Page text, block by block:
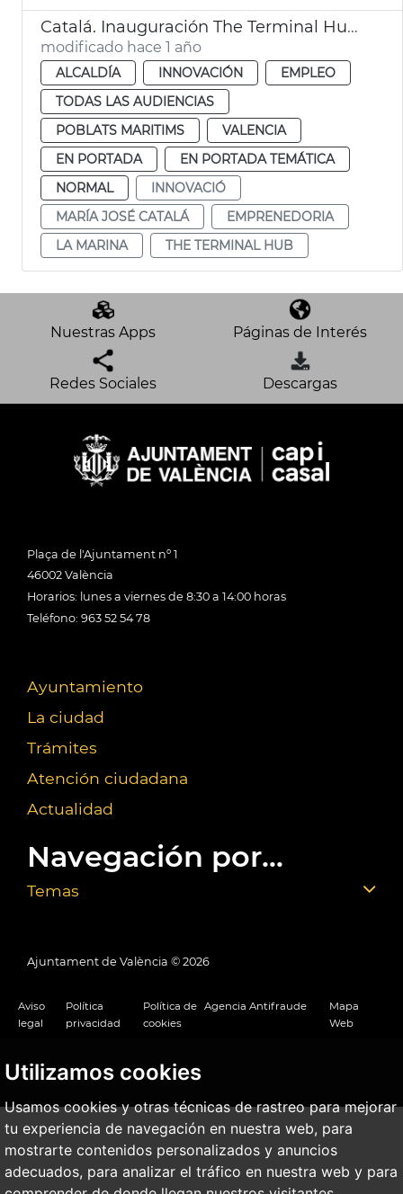
Utilizamos cookies
Usamos cookies y otras técnicas de rastreo para mejorar
tu experiencia de navegación en nuestra web, para
mostrarte contenidos personalizados y anuncios
adecuados, para analizar el tráfico en nuestra web y para
Catalá. Inauguración The Terminal Hub en La Marina de València
modificado hace 1 año
ALCALDÍA INNOVACIÓN
EMPLEO
TODAS LAS AUDIENCIAS
POBLATS MARITIMS
VALENCIA
EN PORTADA
EN PORTADA TEMÁTICA
NORMAL
INNOVACIÓ
MARÍA JOSÉ CATALÁ
EMPRENEDORIA
LA MARINA
THE TERMINAL HUB
Nuestras Apps Páginas de Interés
Redes Sociales Descargas
Plaça de l'Ajuntament nº 1
46002 València
Horarios: lunes a viernes de 8:30 a 14:00 horas
Teléfono: 963 52 54 78
Ayuntamiento
La ciudad
Trámites
Atención ciudadana
Actualidad
Navegación por...
Temas
Ajuntament de València © 2026
Aviso
legal
Política
privacidad
Política de
cookies
Agencia Antifraude
Mapa
Web